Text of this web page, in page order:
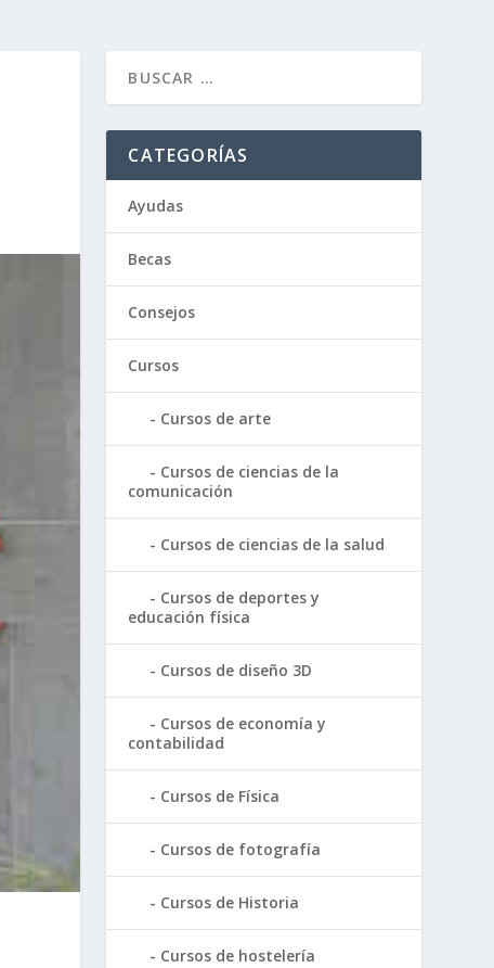
CATEGORÍAS
Ayudas
Becas
Consejos
Cursos
Cursos de arte
Cursos de ciencias de la
comunicación
Cursos de ciencias de la salud
Cursos de deportes y
educación física
Cursos de diseño 3D
Cursos de economía y
contabilidad
Cursos de Física
Cursos de fotografía
Cursos de Historia
Cursos de hostelería